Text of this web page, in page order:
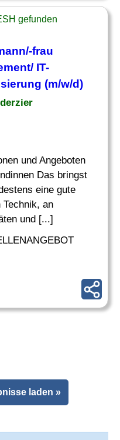
gefunden
frau
IT-
(m/w/d)
und Angeboten
Das bringst
eine gute
an
und [...]
laden »